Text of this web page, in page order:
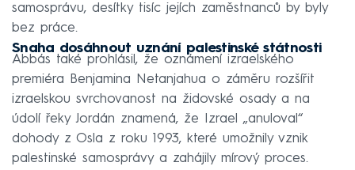
samosprávu, desítky tisíc jejích zaměstnanců by byly
bez práce.
Snaha dosáhnout uznání palestinské státnosti
Abbás také prohlásil, že oznámení izraelského
premiéra Benjamina Netanjahua o záměru rozšířit
izraelskou svrchovanost na židovské osady a na
údolí řeky Jordán znamená, že Izrael „anuloval“
dohody z Osla z roku 1993, které umožnily vznik
palestinské samosprávy a zahájily mírový proces.